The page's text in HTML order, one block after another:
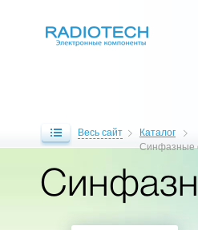
Весь сайт Каталог
Синфазные